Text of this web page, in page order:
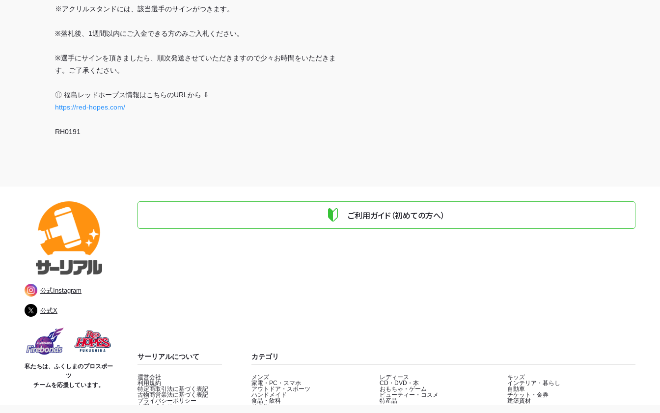
※アクリルスタンドには、該当選手のサインがつきます。
※落札後、1週間以内にご入金できる方のみご入札ください。
※選手にサインを頂きましたら、順次発送させていただきますので少々お時間をいただきま
す。ご了承ください。
⚾︎ 福島レッドホープス情報はこちらのURLから ⇩
https://red-hopes.com/
RH0191
公式Instagram
公式X
私たちは、ふくしまのプロスポー
ツ
チームを応援しています。
ご利用ガイド（初めての方へ）
サーリアルについて
運営会社
利用規約
特定商取引法に基づく表記
古物商営業法に基づく表記
プライバシーポリシー
お問い合わせ
カテゴリ
メンズ レディース
キッズ
家電・PC・スマホ
CD・DVD・本
インテリア・暮らし
アウトドア・スポーツ
おもちゃ・ゲーム
自動車
ハンドメイド
ビューティー・コスメ
チケット・金券
食品・飲料
特産品
建築資材
その他